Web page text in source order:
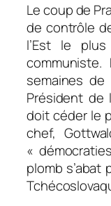
Le coup de
de contrôle
l’Est le
semaines
Président de
doit céder le
chef,
«
plomb s’abat